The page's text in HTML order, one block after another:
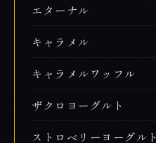
エターナル
キャラメル
キャラメルワッフル
ザクロヨーグルト
ストロベリーヨーグルト